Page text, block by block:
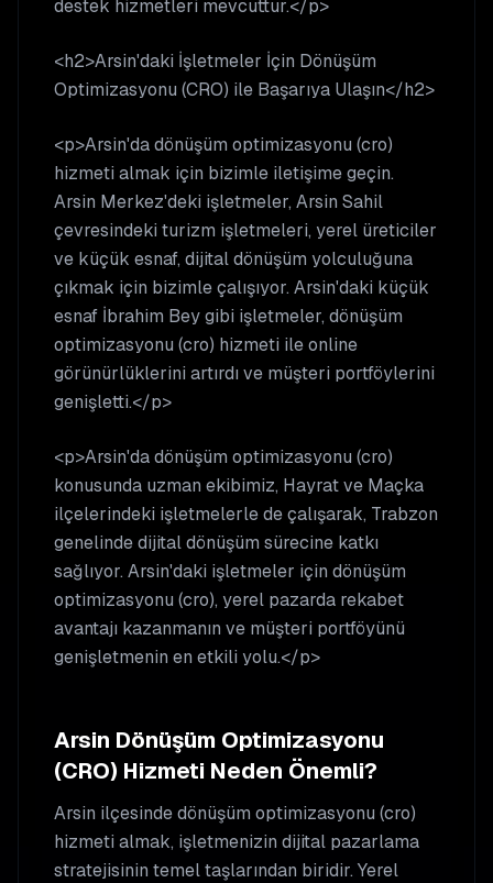
destek hizmetleri mevcuttur.</p>
<h2>Arsin'daki İşletmeler İçin Dönüşüm
Optimizasyonu (CRO) ile Başarıya Ulaşın</h2>
<p>Arsin'da dönüşüm optimizasyonu (cro)
hizmeti almak için bizimle iletişime geçin.
Arsin Merkez'deki işletmeler, Arsin Sahil
çevresindeki turizm işletmeleri, yerel üreticiler
ve küçük esnaf, dijital dönüşüm yolculuğuna
çıkmak için bizimle çalışıyor. Arsin'daki küçük
esnaf İbrahim Bey gibi işletmeler, dönüşüm
optimizasyonu (cro) hizmeti ile online
görünürlüklerini artırdı ve müşteri portföylerini
genişletti.</p>
<p>Arsin'da dönüşüm optimizasyonu (cro)
konusunda uzman ekibimiz, Hayrat ve Maçka
ilçelerindeki işletmelerle de çalışarak, Trabzon
genelinde dijital dönüşüm sürecine katkı
sağlıyor. Arsin'daki işletmeler için dönüşüm
optimizasyonu (cro), yerel pazarda rekabet
avantajı kazanmanın ve müşteri portföyünü
genişletmenin en etkili yolu.</p>
Arsin Dönüşüm Optimizasyonu
(CRO) Hizmeti Neden Önemli?
Arsin ilçesindedönüşüm optimizasyonu (cro)
hizmeti almak, işletmenizin dijital pazarlama
stratejisinin temel taşlarından biridir. Yerel